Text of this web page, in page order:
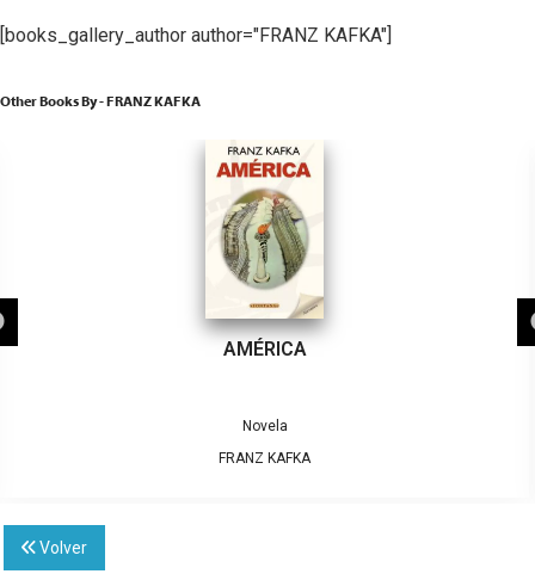
[books_gallery_author author="FRANZ KAFKA"]
Other Books By - FRANZ KAFKA
AMÉRICA
Novela
FRANZ KAFKA
Volver